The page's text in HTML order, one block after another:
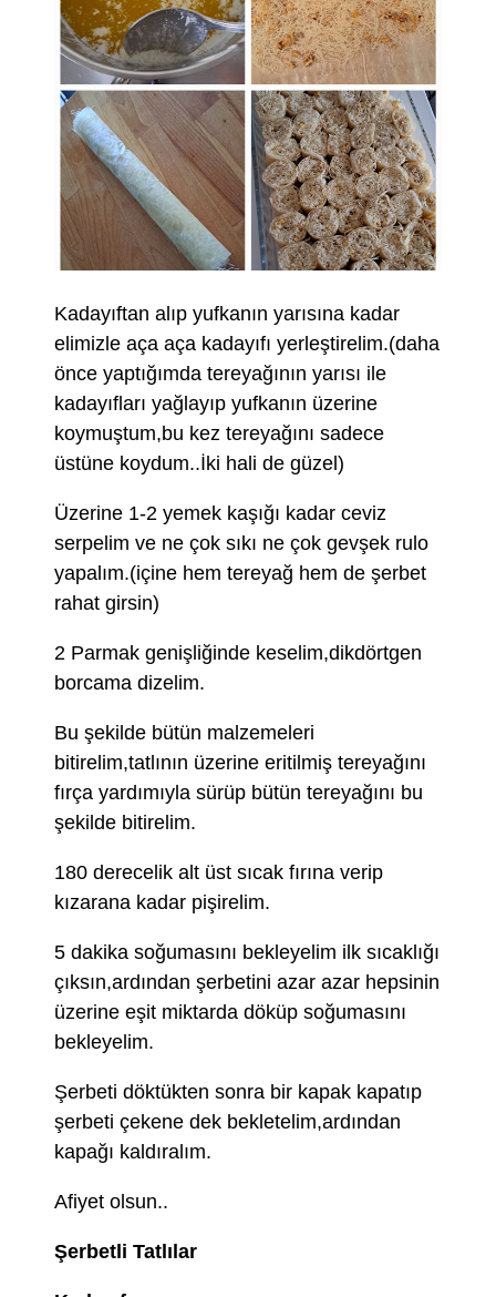
Kadayıftan alıp yufkanın yarısına kadar
elimizle aça aça kadayıfı yerleştirelim.(daha
önce yaptığımda tereyağının yarısı ile
kadayıfları yağlayıp yufkanın üzerine
koymuştum,bu kez tereyağını sadece
üstüne koydum..İki hali de güzel)
Üzerine 1-2 yemek kaşığı kadar ceviz
serpelim ve ne çok sıkı ne çok gevşek rulo
yapalım.(içine hem tereyağ hem de şerbet
rahat girsin)
2 Parmak genişliğinde keselim,dikdörtgen
borcama dizelim.
Bu şekilde bütün malzemeleri
bitirelim,tatlının üzerine eritilmiş tereyağını
fırça yardımıyla sürüp bütün tereyağını bu
şekilde bitirelim.
180 derecelik alt üst sıcak fırına verip
kızarana kadar pişirelim.
5 dakika soğumasını bekleyelim ilk sıcaklığı
çıksın,ardından şerbetini azar azar hepsinin
üzerine eşit miktarda döküp soğumasını
bekleyelim.
Şerbeti döktükten sonra bir kapak kapatıp
şerbeti çekene dek bekletelim,ardından
kapağı kaldıralım.
Afiyet olsun..
Şerbetli Tatlılar